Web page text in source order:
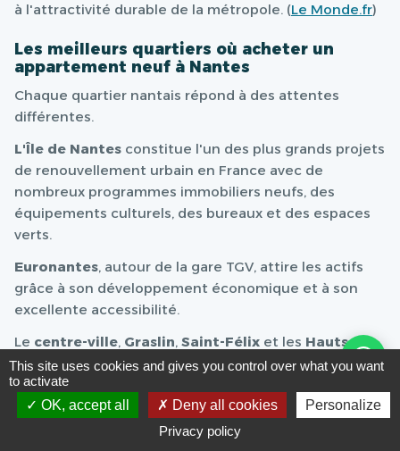
à l'attractivité durable de la métropole. (Le Monde.fr)
Les meilleurs quartiers où acheter un
appartement neuf à Nantes
Chaque quartier nantais répond à des attentes
différentes.
L'Île de Nantes constitue l'un des plus grands projets
de renouvellement urbain en France avec de
nombreux programmes immobiliers neufs, des
équipements culturels, des bureaux et des espaces
verts.
Euronantes, autour de la gare TGV, attire les actifs
grâce à son développement économique et à son
excellente accessibilité.
Le centre-ville, Graslin, Saint-Félix et les Hauts-
Pavésséduisent les acquéreurs recherchant un
environnement vivant à proximité immédiate des
commerces, restaurants et transports.
Doulon-Gohards
This site uses cookies and gives you control over what you want
to activate
OK, accept all
Deny all cookies
Personalize
Privacy policy